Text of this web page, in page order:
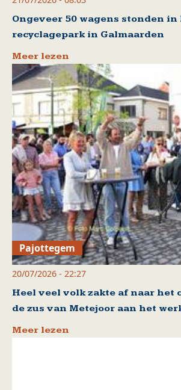
Ongeveer 50 wagens stonden
recyclagepark in Galmaarden
Meer lezen
Pajottegem
20/07/2026 - 22:27
Heel veel volk zakte af naar het
de zus van Metejoor aan het
Meer lezen